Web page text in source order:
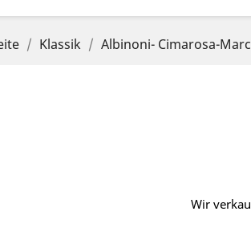
Klassik Albinoni- Cimarosa-
Wir